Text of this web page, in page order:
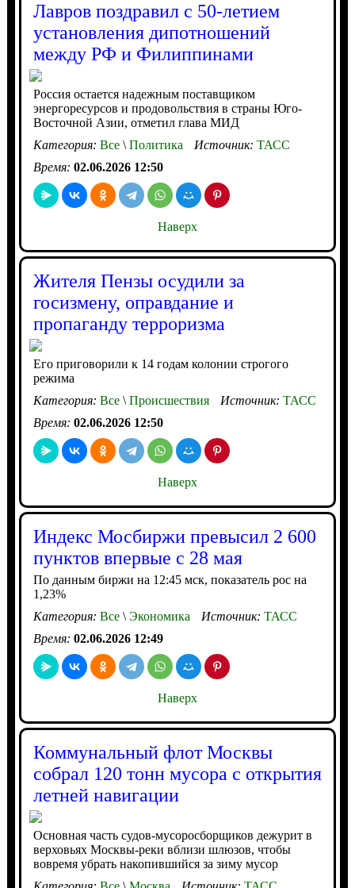
Лавров поздравил с 50-летием
установления дипотношений
между РФ и Филиппинами
Россия остается надежным поставщиком
энергоресурсов и продовольствия в страны Юго-
Восточной Азии, отметил глава МИД
Категория: Все\Политика Источник: ТАСС
Время: 02.06.2026 12:50
Наверх
Жителя Пензы осудили за
госизмену, оправдание и
пропаганду терроризма
Его приговорили к 14 годам колонии строгого
режима
Категория: Все\Происшествия Источник: ТАСС
Время: 02.06.2026 12:50
Наверх
Индекс Мосбиржи превысил 2 600
пунктов впервые с 28 мая
По данным биржи на 12:45 мск, показатель рос на
1,23%
Категория: Все\Экономика Источник: ТАСС
Время: 02.06.2026 12:49
Наверх
Коммунальный флот Москвы
собрал 120 тонн мусора с открытия
летней навигации
Основная часть судов-мусоросборщиков дежурит в
верховьях Москвы-реки вблизи шлюзов, чтобы
вовремя убрать накопившийся за зиму мусор